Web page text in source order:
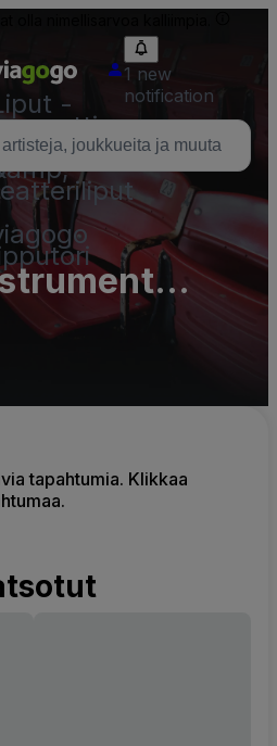
-
1 new
notification
Lots
tapahtumia. Klikkaa